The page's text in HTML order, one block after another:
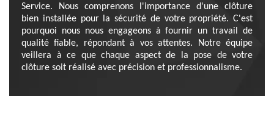
Service. Nous comprenons l'importance d'une clôture
bien installée pour la sécurité de votre propriété. C'est
pourquoi nous nous engageons à fournir un travail de
qualité fiable, répondant à vos attentes. Notre équipe
veillera à ce que chaque aspect de la pose de votre
clôture soit réalisé avec précision et professionnalisme.